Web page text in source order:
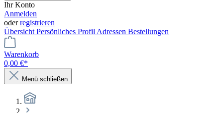
Ihr Konto
Anmelden
oderregistrieren
Übersicht Persönliches Profil Adressen Bestellungen
Warenkorb
0,00 €*
Menü schließen